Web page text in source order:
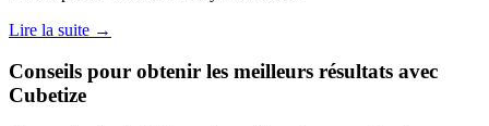
Lire la suite →
Conseils pour obtenir les meilleurs résultats avec
Cubetize